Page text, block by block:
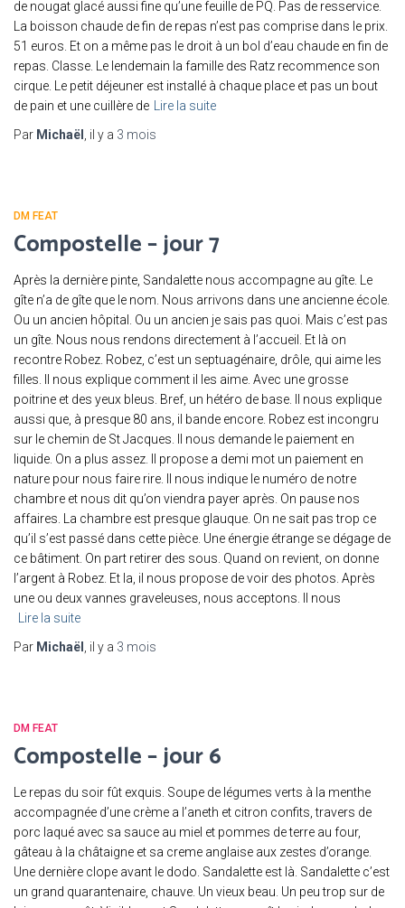
de nougat glacé aussi fine qu’une feuille de PQ. Pas de resservice.
La boisson chaude de fin de repas n’est pas comprise dans le prix.
51 euros. Et on a même pas le droit à un bol d’eau chaude en fin de
repas. Classe. Le lendemain la famille des Ratz recommence son
cirque. Le petit déjeuner est installé à chaque place et pas un bout
de pain et une cuillère de
Lire la suite
Par Michaël , il y a 3 mois
DM FEAT
Compostelle – jour 7
Après la dernière pinte, Sandalette nous accompagne au gîte. Le
gîte n’a de gîte que le nom. Nous arrivons dans une ancienne école.
Ou un ancien hôpital. Ou un ancien je sais pas quoi. Mais c’est pas
un gîte. Nous nous rendons directement à l’accueil. Et là on
recontre Robez. Robez, c’est un septuagénaire, drôle, qui aime les
filles. Il nous explique comment il les aime. Avec une grosse
poitrine et des yeux bleus. Bref, un hétéro de base. Il nous explique
aussi que, à presque 80 ans, il bande encore. Robez est incongru
sur le chemin de St Jacques. Il nous demande le paiement en
liquide. On a plus assez. Il propose a demi mot un paiement en
nature pour nous faire rire. Il nous indique le numéro de notre
chambre et nous dit qu’on viendra payer après. On pause nos
affaires. La chambre est presque glauque. On ne sait pas trop ce
qu’il s’est passé dans cette pièce. Une énergie étrange se dégage de
ce bâtiment. On part retirer des sous. Quand on revient, on donne
l’argent à Robez. Et la, il nous propose de voir des photos. Après
une ou deux vannes graveleuses, nous acceptons. Il nous
Lire la suite
Par Michaël , il y a 3 mois
DM FEAT
Compostelle – jour 6
Le repas du soir fût exquis. Soupe de légumes verts à la menthe
accompagnée d’une crème a l’aneth et citron confits, travers de
porc laqué avec sa sauce au miel et pommes de terre au four,
gâteau à la châtaigne et sa creme anglaise aux zestes d’orange.
Une dernière clope avant le dodo. Sandalette est là. Sandalette c’est
un grand quarantenaire, chauve. Un vieux beau. Un peu trop sur de